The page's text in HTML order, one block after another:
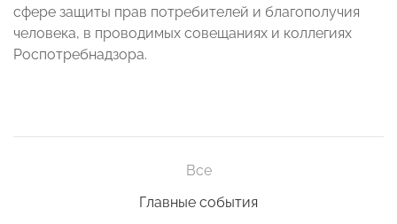
сфере защиты прав потребителей и благополучия
человека, в проводимых совещаниях и коллегиях
Роспотребнадзора.
Все
Главные события